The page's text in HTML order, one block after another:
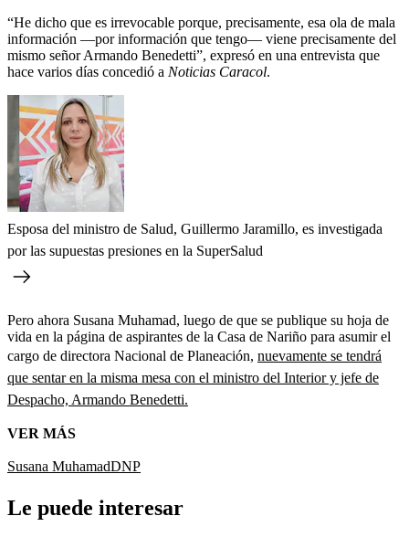
“He dicho que es irrevocable porque, precisamente, esa ola de mala
información —por información que tengo— viene precisamente del
mismo señor Armando Benedetti”, expresó en una entrevista que
hace varios días concedió a Noticias Caracol.
Esposa del ministro de Salud, Guillermo Jaramillo, es investigada
por las supuestas presiones en la SuperSalud
Pero ahora Susana Muhamad, luego de que se publique su hoja de
vida en la página de aspirantes de la Casa de Nariño para asumir el
cargo de directora Nacional de Planeación, nuevamente se tendrá
que sentar en la misma mesa con el ministro del Interior y jefe de
Despacho, Armando Benedetti.
VER MÁS
Susana MuhamadDNP
Le puede interesar